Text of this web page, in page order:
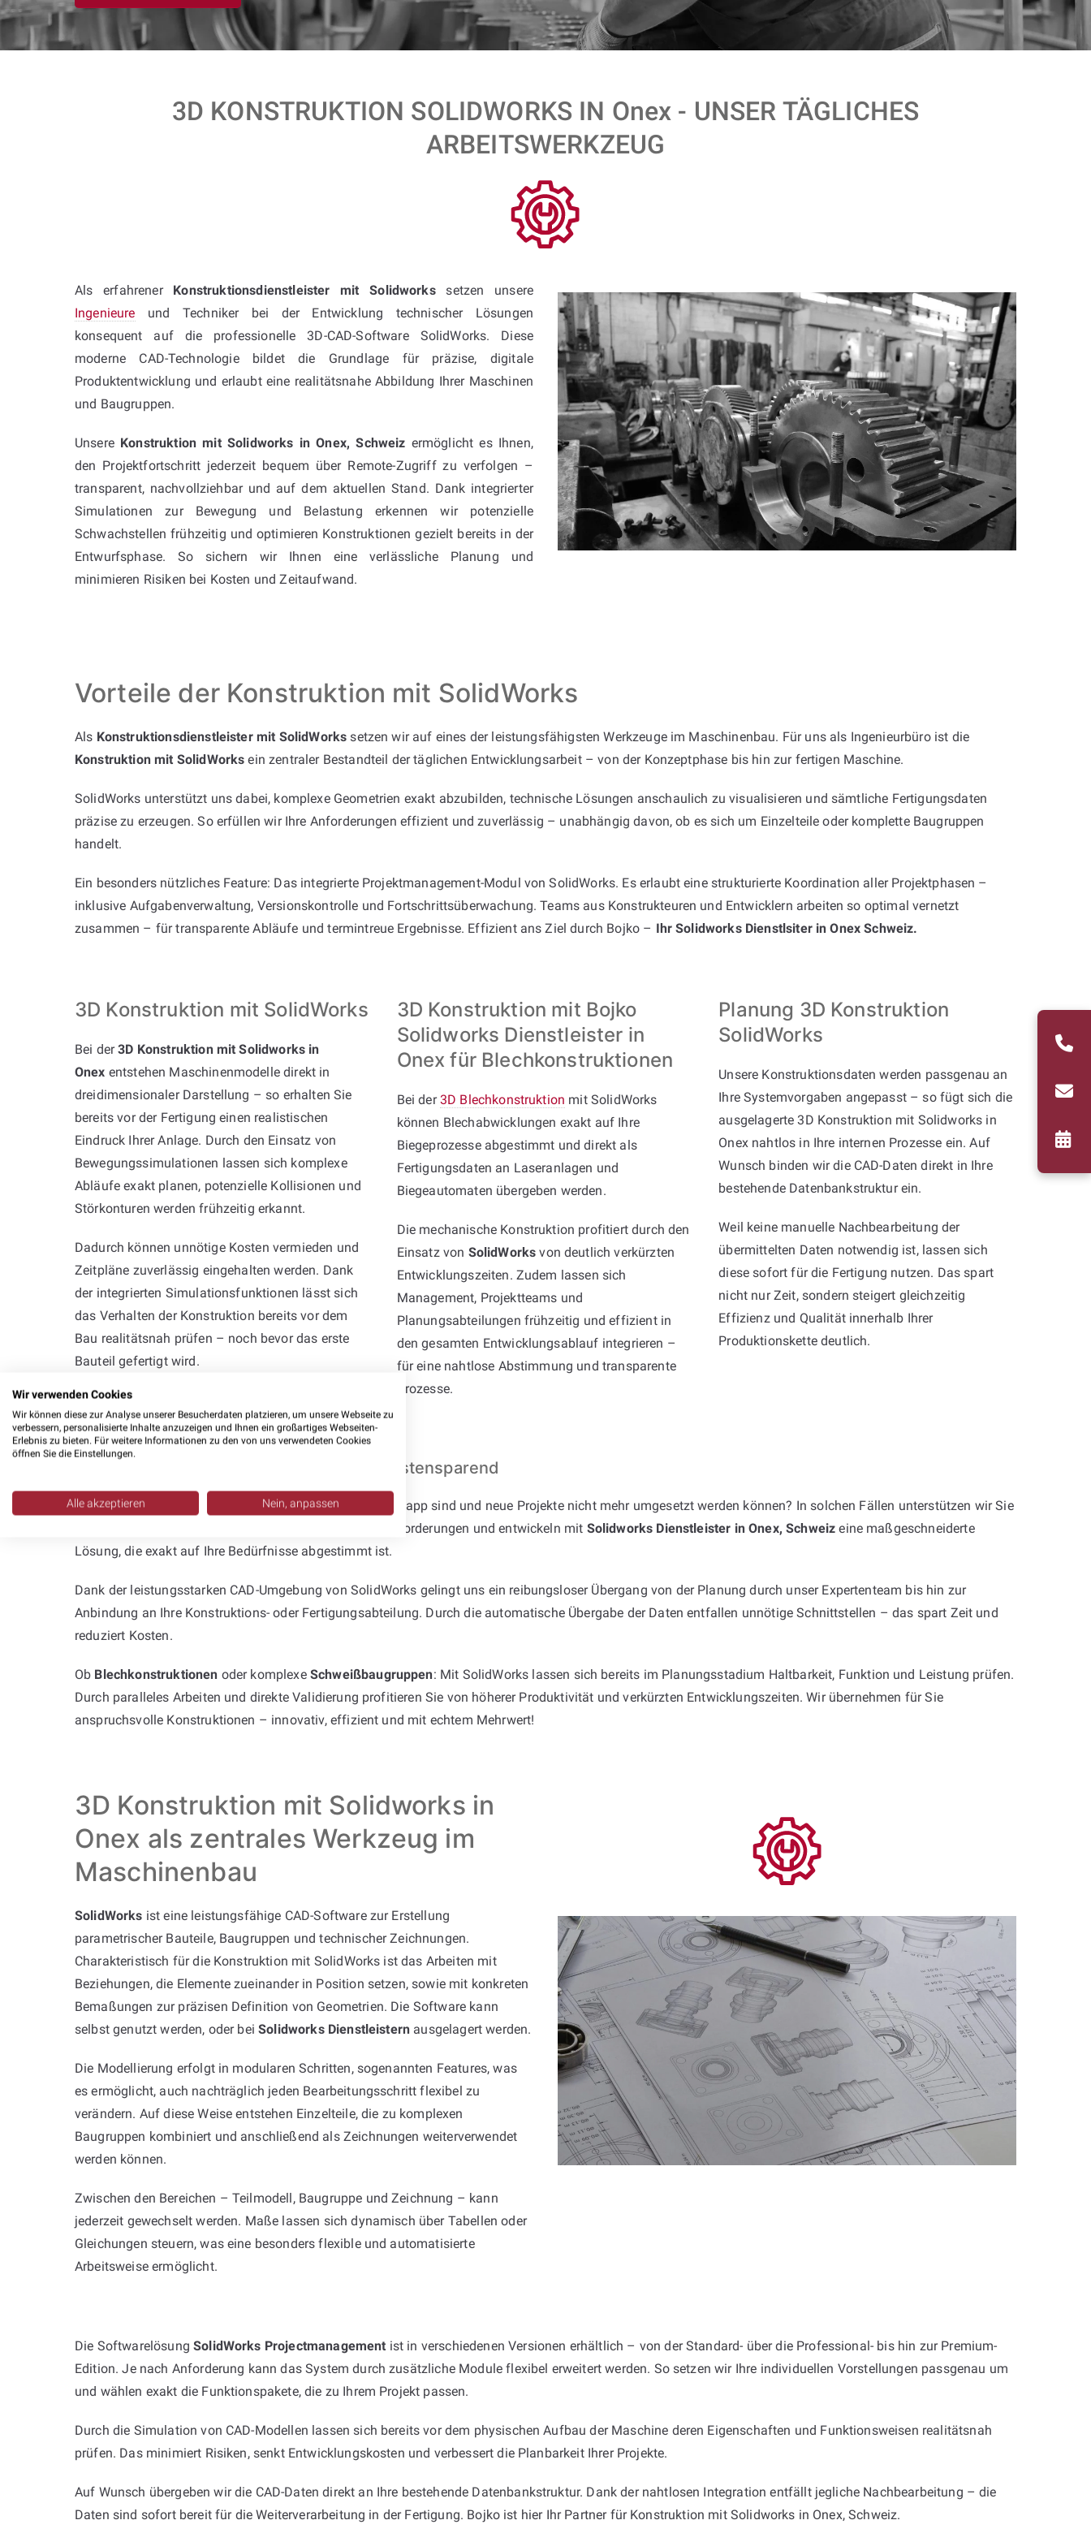
3D KONSTRUKTION SOLIDWORKS IN Onex - UNSER TÄGLICHES
ARBEITSWERKZEUG
Als erfahrener Konstruktionsdienstleister mit Solidworkssetzen unsere
Ingenieure und Techniker bei der Entwicklung technischer Lösungen
konsequent auf die professionelle 3D-CAD-Software SolidWorks. Diese
moderne CAD-Technologie bildet die Grundlage für präzise, digitale
Produktentwicklung und erlaubt eine realitätsnahe Abbildung Ihrer Maschinen
und Baugruppen.
Unsere Konstruktion mit Solidworks in Onex, Schweiz ermöglicht es Ihnen,
den Projektfortschritt jederzeit bequem über Remote-Zugriff zu verfolgen –
transparent, nachvollziehbar und auf dem aktuellen Stand. Dank integrierter
Simulationen zur Bewegung und Belastung erkennen wir potenzielle
Schwachstellen frühzeitig und optimieren Konstruktionen gezielt bereits in der
Entwurfsphase. So sichern wir Ihnen eine verlässliche Planung und
minimieren Risiken bei Kosten und Zeitaufwand.
Vorteile der Konstruktion mit SolidWorks
Als Konstruktionsdienstleister mit SolidWorks setzen wir auf eines der leistungsfähigsten Werkzeuge im Maschinenbau. Für uns als Ingenieurbüro ist die
Konstruktion mit SolidWorks ein zentraler Bestandteil der täglichen Entwicklungsarbeit – von der Konzeptphase bis hin zur fertigen Maschine.
SolidWorks unterstützt uns dabei, komplexe Geometrien exakt abzubilden, technische Lösungen anschaulich zu visualisieren und sämtliche Fertigungsdaten
präzise zu erzeugen. So erfüllen wir Ihre Anforderungen effizient und zuverlässig – unabhängig davon, ob es sich um Einzelteile oder komplette Baugruppen
handelt.
Ein besonders nützliches Feature: Das integrierte Projektmanagement-Modul von SolidWorks. Es erlaubt eine strukturierte Koordination aller Projektphasen –
inklusive Aufgabenverwaltung, Versionskontrolle und Fortschrittsüberwachung. Teams aus Konstrukteuren und Entwicklern arbeiten so optimal vernetzt
zusammen – für transparente Abläufe und termintreue Ergebnisse. Effizient ans Ziel durch Bojko – Ihr Solidworks Dienstlsiter in Onex Schweiz.
3D Konstruktion mit SolidWorks
Bei der3D Konstruktion mit Solidworks in
Onex entstehen Maschinenmodelle direkt in
dreidimensionaler Darstellung – so erhalten Sie
bereits vor der Fertigung einen realistischen
Eindruck Ihrer Anlage. Durch den Einsatz von
Bewegungssimulationen lassen sich komplexe
Abläufe exakt planen, potenzielle Kollisionen und
Störkonturen werden frühzeitig erkannt.
Dadurch können unnötige Kosten vermieden und
Zeitpläne zuverlässig eingehalten werden. Dank
der integrierten Simulationsfunktionen lässt sich
das Verhalten der Konstruktion bereits vor dem
Bau realitätsnah prüfen – noch bevor das erste
Bauteil gefertigt wird.
3D Konstruktion mit Bojko
Solidworks Dienstleister in
Onex für Blechkonstruktionen
Bei der3D Blechkonstruktion mit SolidWorks
können Blechabwicklungen exakt auf Ihre
Biegeprozesse abgestimmt und direkt als
Fertigungsdaten an Laseranlagen und
Biegeautomaten übergeben werden.
Die mechanische Konstruktion profitiert durch den
Einsatz von SolidWorks von deutlich verkürzten
Entwicklungszeiten. Zudem lassen sich
Management, Projektteams und
Planungsabteilungen frühzeitig und effizient in
den gesamten Entwicklungsablauf integrieren –
für eine nahtlose Abstimmung und transparente
Prozesse.
Planung 3D Konstruktion
SolidWorks
Unsere Konstruktionsdaten werden passgenau an
Ihre Systemvorgaben angepasst – so fügt sich die
ausgelagerte 3D Konstruktion mit Solidworks in
Onex nahtlos in Ihre internen Prozesse ein. Auf
Wunsch binden wir die CAD-Daten direkt in Ihre
bestehende Datenbankstruktur ein.
Weil keine manuelle Nachbearbeitung der
übermittelten Daten notwendig ist, lassen sich
diese sofort für die Fertigung nutzen. Das spart
nicht nur Zeit, sondern steigert gleichzeitig
Effizienz und Qualität innerhalb Ihrer
Produktionskette deutlich.
Planung mit SolidWorks – effizient und kostensparend
Stehen Sie vor dem Problem, dass interne Ressourcen knapp sind und neue Projekte nicht mehr umgesetzt werden können? In solchen Fällen unterstützen wir Sie
zuverlässig! Gemeinsam mit Ihnen definieren wir die Anforderungen und entwickeln mit Solidworks Dienstleister in Onex, Schweiz eine maßgeschneiderte
Lösung, die exakt auf Ihre Bedürfnisse abgestimmt ist.
Dank der leistungsstarken CAD-Umgebung von SolidWorks gelingt uns ein reibungsloser Übergang von der Planung durch unser Expertenteam bis hin zur
Anbindung an Ihre Konstruktions- oder Fertigungsabteilung. Durch die automatische Übergabe der Daten entfallen unnötige Schnittstellen – das spart Zeit und
reduziert Kosten.
Ob Blechkonstruktionen oder komplexe Schweißbaugruppen: Mit SolidWorks lassen sich bereits im Planungsstadium Haltbarkeit, Funktion und Leistung prüfen.
Durch paralleles Arbeiten und direkte Validierung profitieren Sie von höherer Produktivität und verkürzten Entwicklungszeiten. Wir übernehmen für Sie
anspruchsvolle Konstruktionen – innovativ, effizient und mit echtem Mehrwert!
3D Konstruktion mit Solidworks in
Onex als zentrales Werkzeug im
Maschinenbau
SolidWorks ist eine leistungsfähige CAD-Software zur Erstellung
parametrischer Bauteile, Baugruppen und technischer Zeichnungen.
Charakteristisch für die Konstruktion mit SolidWorks ist das Arbeiten mit
Beziehungen, die Elemente zueinander in Position setzen, sowie mit konkreten
Bemaßungen zur präzisen Definition von Geometrien. Die Software kann
selbst genutzt werden, oder beiSolidworks Dienstleistern ausgelagert werden.
Die Modellierung erfolgt in modularen Schritten, sogenannten Features, was
es ermöglicht, auch nachträglich jeden Bearbeitungsschritt flexibel zu
verändern. Auf diese Weise entstehen Einzelteile, die zu komplexen
Baugruppen kombiniert und anschließend als Zeichnungen weiterverwendet
werden können.
Zwischen den Bereichen – Teilmodell, Baugruppe und Zeichnung – kann
jederzeit gewechselt werden. Maße lassen sich dynamisch über Tabellen oder
Gleichungen steuern, was eine besonders flexible und automatisierte
Arbeitsweise ermöglicht.
Die SoftwarelösungSolidWorks Projectmanagement ist in verschiedenen Versionen erhältlich – von der Standard- über die Professional- bis hin zur Premium-
Edition. Je nach Anforderung kann das System durch zusätzliche Module flexibel erweitert werden. So setzen wir Ihre individuellen Vorstellungen passgenau um
und wählen exakt die Funktionspakete, die zu Ihrem Projekt passen.
Durch die Simulation von CAD-Modellen lassen sich bereits vor dem physischen Aufbau der Maschine deren Eigenschaften und Funktionsweisen realitätsnah
prüfen. Das minimiert Risiken, senkt Entwicklungskosten und verbessert die Planbarkeit Ihrer Projekte.
Auf Wunsch übergeben wir die CAD-Daten direkt an Ihre bestehende Datenbankstruktur. Dank der nahtlosen Integration entfällt jegliche Nachbearbeitung – die
Daten sind sofort bereit für die Weiterverarbeitung in der Fertigung. Bojko ist hier Ihr Partner für Konstruktion mit Solidworks in Onex, Schweiz.
Wir verwenden Cookies
Wir können diese zur Analyse unserer Besucherdaten platzieren, um unsere Webseite zu
verbessern, personalisierte Inhalte anzuzeigen und Ihnen ein großartiges Webseiten-
Erlebnis zu bieten. Für weitere Informationen zu den von uns verwendeten Cookies
öffnen Sie die Einstellungen.
Alle akzeptieren Nein, anpassen